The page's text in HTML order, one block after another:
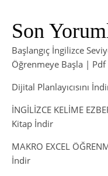
Son
Başlangıç İngilizce
Öğrenmeye Başla | Pdf
Dijital Planlayıcısını
İNGİLİZCE KELİME
Kitap İndir
MAKRO EXCEL
İndir